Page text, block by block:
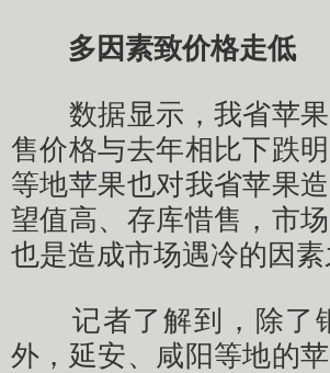
多因素致价格走低
数据显示，我省苹果
售价格与去年相比下跌
等地苹果也对我省苹果
望值高、存库惜售，市
也是造成市场遇冷的因素
记者了解到，除了铜
外，延安、咸阳等地的